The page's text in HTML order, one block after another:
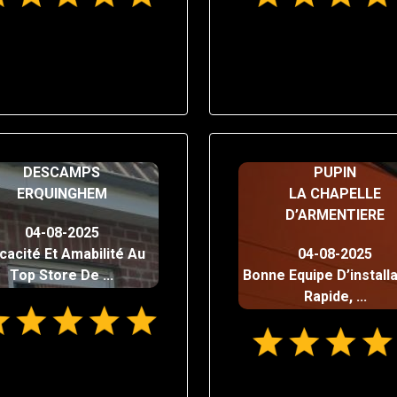
DESCAMPS
ERQUINGHEM
04-08-2025
Et Amabilité Au
Top Store De ...
PUPIN
LA CHAPELLE
D’ARMENTIERE
04-08-2025
Bonne Equipe
Rapide, ...